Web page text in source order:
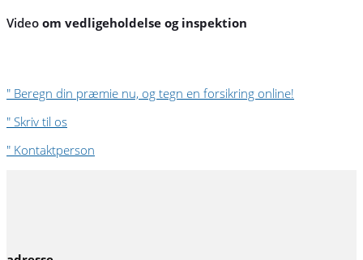
Video om vedligeholdelse og inspektion
" Beregn din præmie nu, og tegn en forsikring online!
" Skriv til os
" Kontaktperson